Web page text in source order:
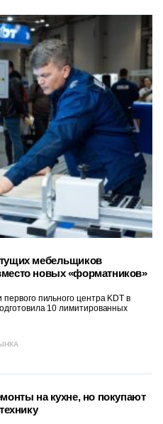
мебельщиков
новых «форматников»
пильного центра KDT в
10 лимитированных
на кухне, но покупают